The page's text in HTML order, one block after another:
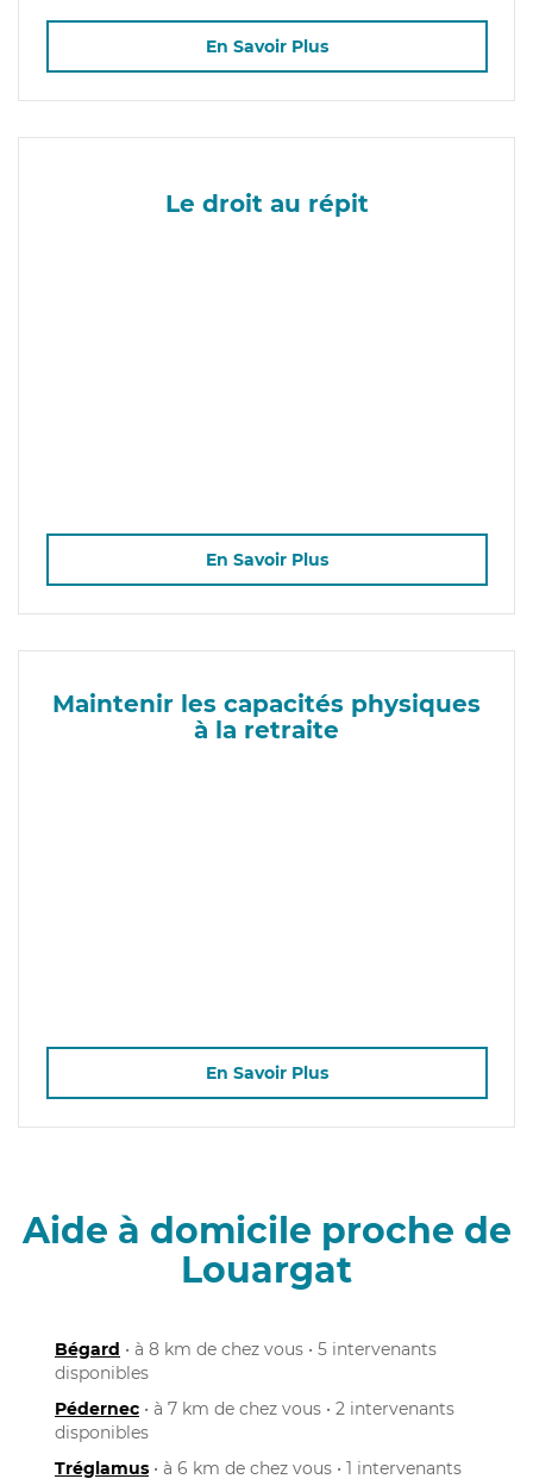
En Savoir Plus
Le droit au répit
En Savoir Plus
Maintenir les capacités physiques
à la retraite
En Savoir Plus
Aide à domicile proche de
Louargat
Bégard • à 8 km de chez vous • 5 intervenants
disponibles
Pédernec • à 7 km de chez vous • 2 intervenants
disponibles
Tréglamus • à 6 km de chez vous • 1 intervenants